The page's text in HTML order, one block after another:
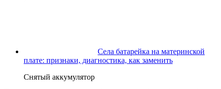
Села батарейка на материнской
плате: признаки, диагностика, как заменить
Снятый аккумулятор